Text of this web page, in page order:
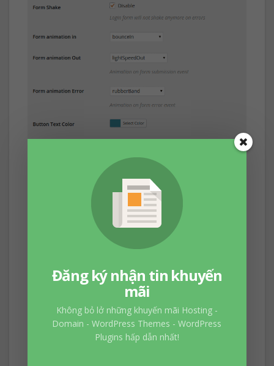
Bốn tab trên là bốn tab chính của plugin,
ngoài ra còn có tab Advanced bạn có thể tự
Đăng ký nhận tin khuyến
mãi
Không bỏ lở những khuyến mãi Hosting -
Domain - WordPress Themes - WordPress
Plugins hấp dẫn nhất!